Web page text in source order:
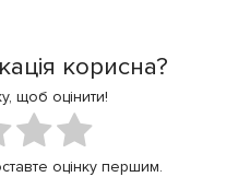
корисна?
щоб оцінити!
оцінку першим.